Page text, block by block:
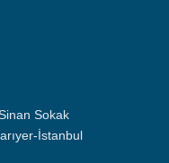
Sokak
İstanbul